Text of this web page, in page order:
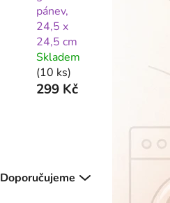
pánev,
24,5 x
24,5 cm
Skladem
(10 ks)
299 Kč
Doporučujeme